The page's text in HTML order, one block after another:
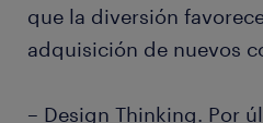
que la diversión
adquisición de nuevos
– Design Thinking. Por